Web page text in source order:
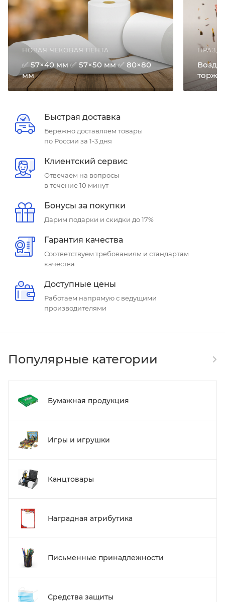
НОВАЯ ЧЕКОВАЯ ЛЕНТА
✅ 57×40 мм ✅ 57×50 мм ✅ 80×80
мм
Быстрая доставка
Бережно доставляем товары
по России за 1-3 дня
Клиентский сервис
Отвечаем на вопросы
в течение 10 минут
Бонусы за покупки
Дарим подарки и скидки до 17%
Гарантия качества
Соответствуем требованиям и стандартам
качества
Доступные цены
Работаем напрямую с ведущими
производителями
Популярные категории
Бумажная продукция
Игры и игрушки
Канцтовары
Наградная атрибутика
Письменные принадлежности
Средства защиты